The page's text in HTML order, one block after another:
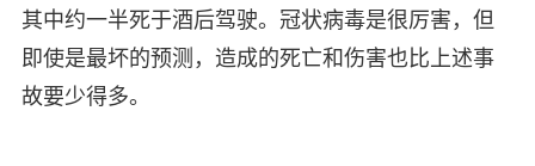
其中约一半死于酒后驾驶。冠状病毒是很厉害，但
即使是最坏的预测，造成的死亡和伤害也比上述事
故要少得多。